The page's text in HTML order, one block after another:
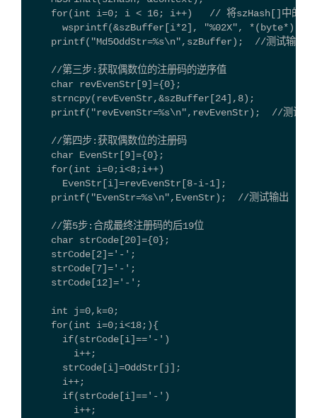
for(int i=0; i < 16; i++)   // 将szHash[]中的16进制
wsprintf(&szBuffer[i*2], "%02X",
printf("Md5OddStr=%s\n",szBuffer);  //测试输出
//第三步:获取偶数位的注册码的逆序值
char revEvenStr[9]={0};
strncpy(revEvenStr,&szBuffer[24],8);
printf("revEvenStr=%s\n",revEvenStr);  //测试输
//第四步:获取偶数位的注册码
char EvenStr[9]={0};
for(int i=0;i<8;i++)
EvenStr[i]=revEvenStr[8-i-1];
printf("EvenStr=%s\n",EvenStr);  //测试输出
//第5步:合成最终注册码的后19位
char strCode[20]={0};
strCode[2]='-';
strCode[7]='-';
strCode[12]='-';
int j=0,k=0;
for(int i=0;i<18;){
if(strCode[i]=='-')
i++;
strCode[i]=OddStr[j];
i++;
if(strCode[i]=='-')
i++;